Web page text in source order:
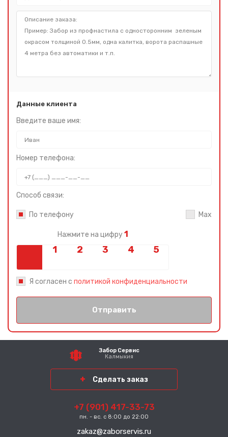
Данные клиента
Введите ваше имя:
Номер телефона:
Способ связи:
По телефону Max
Нажмите на цифру 1
Я согласен с политикой конфиденциальности
Отправить
Забор Сервис
Калмыкия
Сделать заказ
+7 (901) 417-33-73
пн. - вс. с 8:00 до 22:00
zakaz@zaborservis.ru